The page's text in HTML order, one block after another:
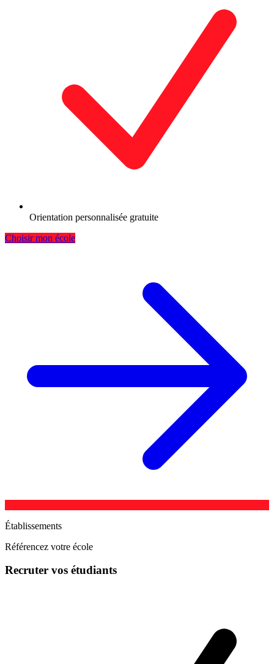
Orientation personnalisée gratuite
Choisir mon école
Établissements
Référencez votre école
Recruter vos étudiants